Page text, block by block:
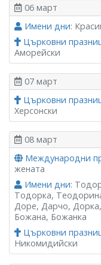
06 март
Имени дни:
Църковни
Аморейски
07 март
Църковни
Херсонски
08 март
Международни
жената
Имени дни:
Тодорка,
Доре, Дарчо,
Божана, Божанка
Църковни
Никомидийски